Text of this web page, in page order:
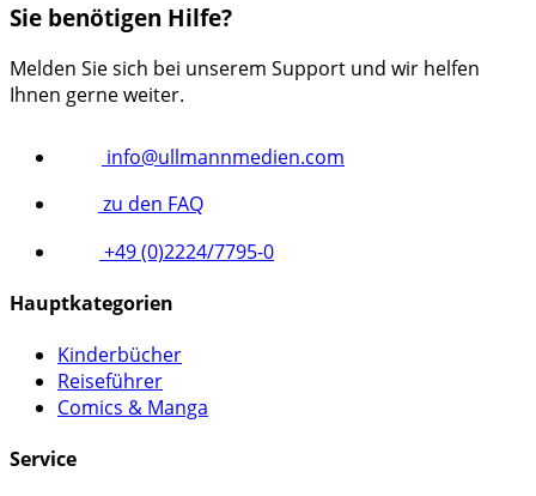
Sie benötigen Hilfe?
Melden Sie sich bei unserem Support und wir helfen
Ihnen gerne weiter.
info@ullmannmedien.com
zu den FAQ
+49 (0)2224/7795-0
Hauptkategorien
Kinderbücher
Reiseführer
Comics & Manga
Service